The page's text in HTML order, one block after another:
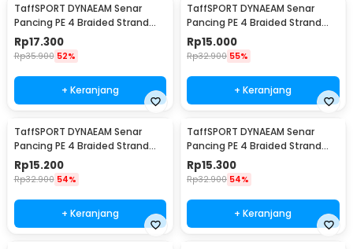
TaffSPORT DYNAEAM Senar
Pancing PE 4 Braided Strand
Fishing Line 100M 0.2 - FM10
Rp17.300
Rp35.900 52%
+ Keranjang
TaffSPORT DYNAEAM Senar
Pancing PE 4 Braided Strand
Fishing Line 100M 0.6 - FM10
Rp15.000
Rp32.900 55%
+ Keranjang
TaffSPORT DYNAEAM Senar
Pancing PE 4 Braided Strand
Fishing Line 100M 0.4 - FM10
Rp15.200
Rp32.900 54%
+ Keranjang
TaffSPORT DYNAEAM Senar
Pancing PE 4 Braided Strand
Fishing Line 100M 0.8 - FM10
Rp15.300
Rp32.900 54%
+ Keranjang